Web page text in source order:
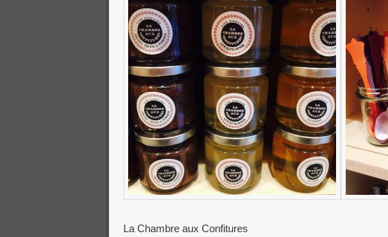
La Chambre aux Confitures